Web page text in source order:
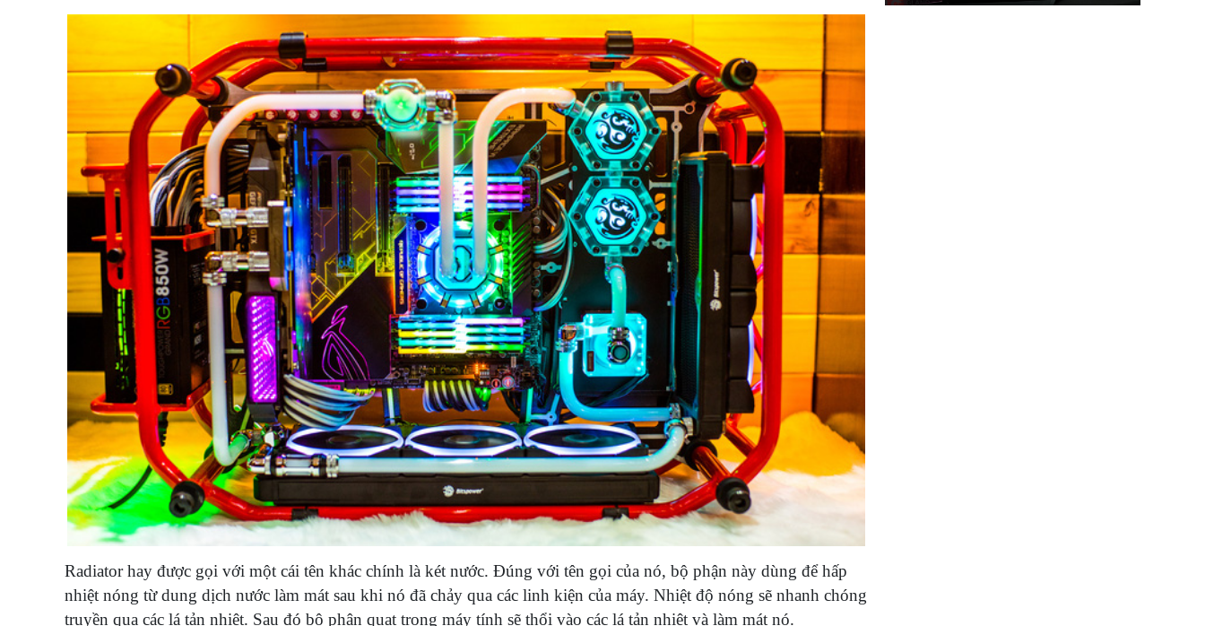
Radiator hay được gọi với một cái tên khác chính là két nước. Đúng với tên gọi của nó, bộ phận này dùng để hấp
nhiệt nóng từ dung dịch nước làm mát sau khi nó đã chảy qua các linh kiện của máy. Nhiệt độ nóng sẽ nhanh chóng
truyền qua các lá tản nhiệt. Sau đó bộ phận quạt trong máy tính sẽ thổi vào các lá tản nhiệt và làm mát nó.